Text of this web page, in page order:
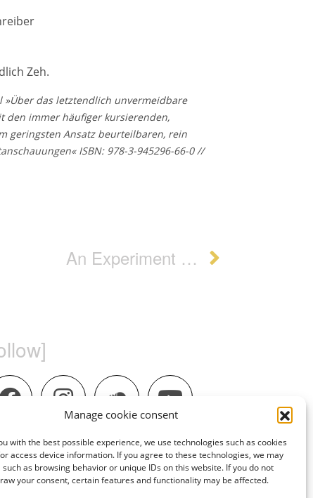
Manage cookie consent
with the best possible experience, we use technologies such as cookies
access device information. If you agree to these technologies, we may
such as browsing behavior or unique IDs on this website. If you do not
your consent, certain features and functionality may be affected.
Zeh.
das letztendlich unvermeidbare
den immer häufiger kursierenden,
geringsten Ansatz beurteilbaren, rein
ISBN: 978-3-945296-66-0 //
An Experiment …